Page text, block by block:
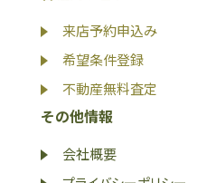
来店予約申込み
希望条件登録
不動産無料査定
その他情報
会社概要